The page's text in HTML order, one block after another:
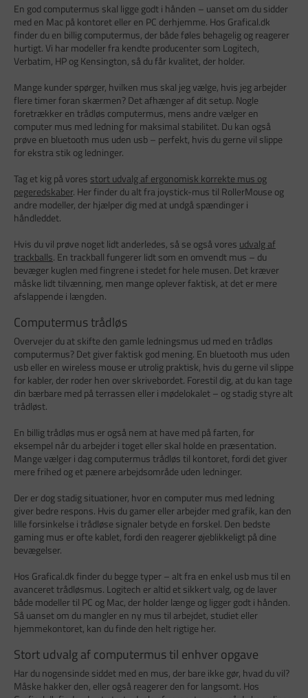
En god computermus skal ligge godt i hånden – uanset om du sidder
med en Mac på kontoret eller en PC derhjemme. Hos Grafical.dk
finder du en billig computermus, der både føles behagelig og reagerer
hurtigt. Vi har modeller fra kendte producenter som Logitech,
Verbatim, HP og Kensington, så du får kvalitet, der holder.
Mange kunder spørger, hvilken mus skal jeg vælge, hvis jeg arbejder
flere timer foran skærmen? Det afhænger af dit setup. Nogle
foretrækker en trådløs computermus, mens andre vælger en
computer mus med ledning for maksimal stabilitet. Du kan også
prøve en bluetooth mus uden usb – perfekt, hvis du gerne vil slippe
for ekstra stik og ledninger.
Tag et kig på vores stort udvalg af ergonomisk korrekte mus og
pegeredskaber. Her finder du alt fra joystick-mus til RollerMouse og
andre modeller, der hjælper dig med at undgå spændinger i
håndleddet.
Hvis du vil prøve noget lidt anderledes, så se også vores udvalg af
trackballs. En trackball fungerer lidt som en omvendt mus – du
bevæger kuglen med fingrene i stedet for hele musen. Det kræver
måske lidt tilvænning, men mange oplever faktisk, at det er mere
afslappende i længden.
Computermus trådløs
Overvejer du at skifte den gamle ledningsmus ud med en trådløs
computermus? Det giver faktisk god mening. En bluetooth mus uden
usb eller en wireless mouse er utrolig praktisk, hvis du gerne vil slippe
for kabler, der roder hen over skrivebordet. Forestil dig, at du kan tage
din bærbare med på terrassen eller i mødelokalet – og stadig styre alt
trådløst.
En billig trådløs mus er også nem at have med på farten, for
eksempel når du arbejder i toget eller skal holde en præsentation.
Mange vælger i dag computermus trådløs til kontoret, fordi det giver
mere frihed og et pænere arbejdsområde uden ledninger.
Der er dog stadig situationer, hvor en computer mus med ledning
giver bedre respons. Hvis du gamer eller arbejder med grafik, kan den
lille forsinkelse i trådløse signaler betyde en forskel. Den bedste
gaming mus er ofte kablet, fordi den reagerer øjeblikkeligt på dine
bevægelser.
Hos Grafical.dk finder du begge typer – alt fra en enkel usb mus til en
avanceret trådløsmus. Logitech er altid et sikkert valg, og de laver
både modeller til PC og Mac, der holder længe og ligger godt i hånden.
Så uanset om du mangler en ny mus til arbejdet, studiet eller
hjemmekontoret, kan du finde den helt rigtige her.
Stort udvalg af computermus til enhver opgave
Har du nogensinde siddet med en mus, der bare ikke gør, hvad du vil?
Måske hakker den, eller også reagerer den for langsomt. Hos